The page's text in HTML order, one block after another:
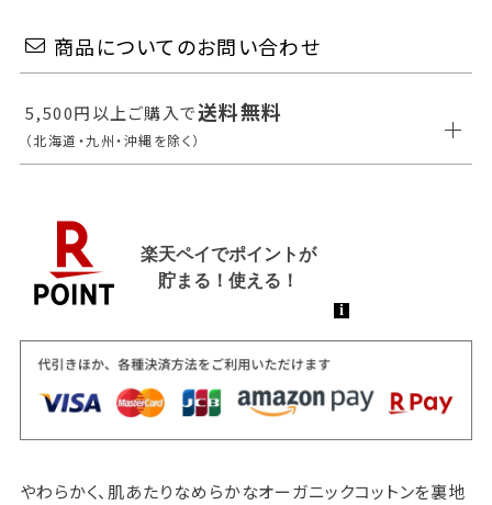
商品についてのお問い合わせ
5,500円以上ご購入で送料無料
（北海道・九州・沖縄を除く）
やわらかく、肌あたりなめらかなオーガニックコットンを裏地